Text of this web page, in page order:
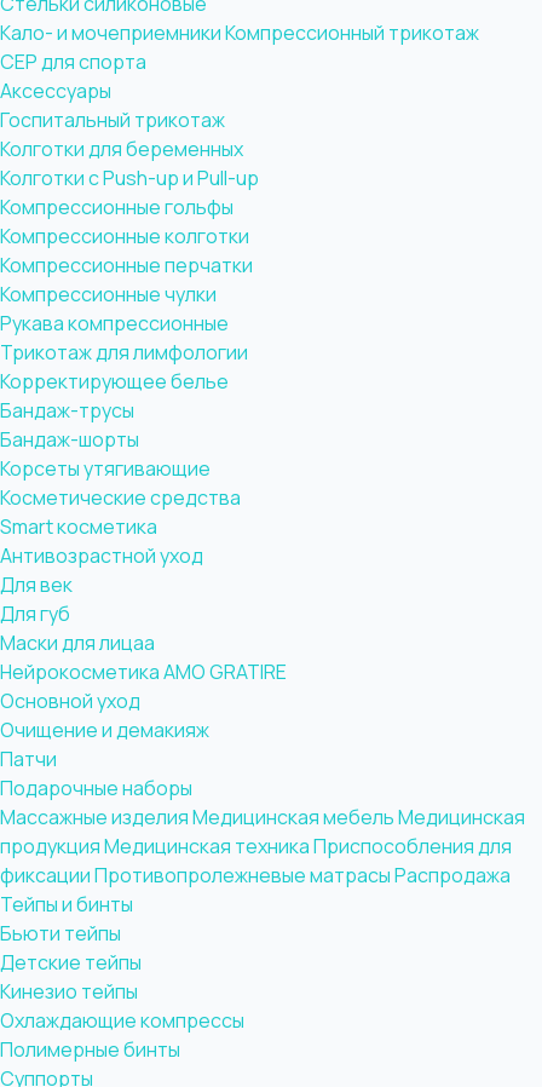
Кало- и мочеприемникиКомпрессионный трикотаж
CEP для спорта
Аксессуары
Госпитальный трикотаж
Колготки для беременных
Колготки с Push-up и Pull-up
Компрессионные гольфы
Компрессионные колготки
Компрессионные перчатки
Компрессионные чулки
Рукава компрессионные
Трикотаж для лимфологии
Корректирующее белье
Бандаж-трусы
Бандаж-шорты
Корсеты утягивающие
Косметические средства
Smart косметика
Антивозрастной уход
Для век
Для губ
Маски для лицаа
Нейрокосметика AMO GRATIRE
Основной уход
Очищение и демакияж
Патчи
Подарочные наборы
Массажные изделияМедицинская мебельМедицинская
продукцияМедицинская техникаПриспособления для
фиксацииПротивопролежневые матрасыРаспродажа
Тейпы и бинты
Бьюти тейпы
Детские тейпы
Кинезио тейпы
Охлаждающие компрессы
Полимерные бинты
Суппорты